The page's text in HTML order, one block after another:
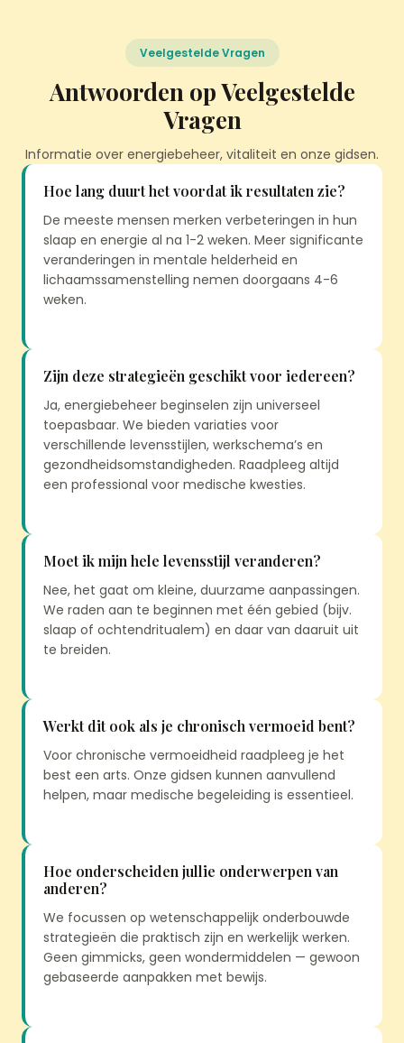
Veelgestelde Vragen
Antwoorden op Veelgestelde
Vragen
Informatie over energiebeheer, vitaliteit en onze gidsen.
Hoe lang duurt het voordat ik resultaten zie?
De meeste mensen merken verbeteringen in hun
slaap en energie al na 1-2 weken. Meer significante
veranderingen in mentale helderheid en
lichaamssamenstelling nemen doorgaans 4-6
weken.
Zijn deze strategieën geschikt voor iedereen?
Ja, energiebeheer beginselen zijn universeel
toepasbaar. We bieden variaties voor
verschillende levensstijlen, werkschema’s en
gezondheidsomstandigheden. Raadpleeg altijd
een professional voor medische kwesties.
Moet ik mijn hele levensstijl veranderen?
Nee, het gaat om kleine, duurzame aanpassingen.
We raden aan te beginnen met één gebied (bijv.
slaap of ochtendritualem) en daar van daaruit uit
te breiden.
Werkt dit ook als je chronisch vermoeid bent?
Voor chronische vermoeidheid raadpleeg je het
best een arts. Onze gidsen kunnen aanvullend
helpen, maar medische begeleiding is essentieel.
Hoe onderscheiden jullie onderwerpen van
anderen?
We focussen op wetenschappelijk onderbouwde
strategieën die praktisch zijn en werkelijk werken.
Geen gimmicks, geen wondermiddelen — gewoon
gebaseerde aanpakken met bewijs.